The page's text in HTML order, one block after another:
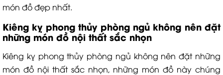
món đồ đẹp nhất.
Kiêng kỵ phong thủy phòng ngủ không nên đặt
những món đồ nội thất sắc nhọn
Kiêng kỵ phong thủy phòng ngủ không nên đặt những
món đồ nội thất sắc nhọn, những món đồ này chúng